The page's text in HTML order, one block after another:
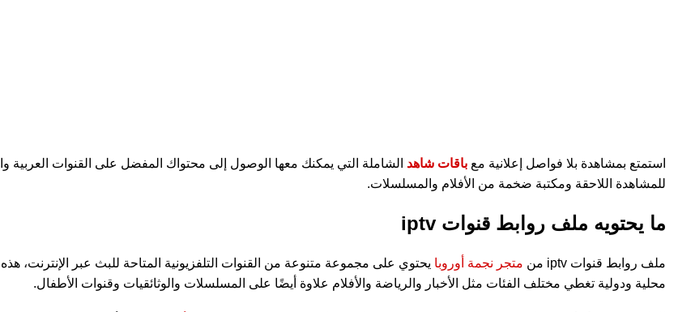
استمتع بمشاهدة بلا فواصل إعلانية مع باقات شاهد الشاملة التي يمكنك معها الوصول إلى محتواك المفضل على القنوات العربية
للمشاهدة اللاحقة ومكتبة ضخمة من الأفلام والمسلسلات.
ما يحتويه ملف روابط قنوات iptv
ملف روابط قنوات iptv من متجر نجمة أوروبا يحتوي على مجموعة متنوعة من القنوات التلفزيونية المتاحة للبث عبر الإنترنت،
محلية ودولية تغطي مختلف الفئات مثل الأخبار والرياضة والأفلام علاوة أيضًا على المسلسلات والوثائقيات وقنوات الأطفال.